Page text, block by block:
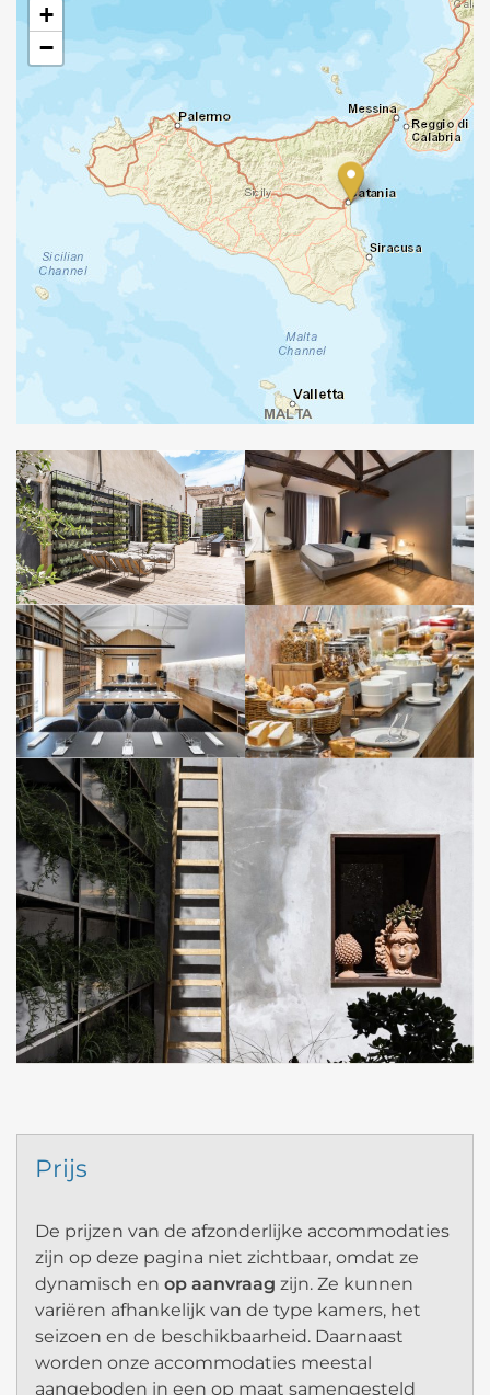
+
−
Prijs
De prijzen van de afzonderlijke accommodaties
zijn op deze pagina niet zichtbaar, omdat ze
dynamisch en op aanvraag zijn. Ze kunnen
variëren afhankelijk van de type kamers, het
seizoen en de beschikbaarheid. Daarnaast
worden onze accommodaties meestal
aangeboden in een op maat samengesteld